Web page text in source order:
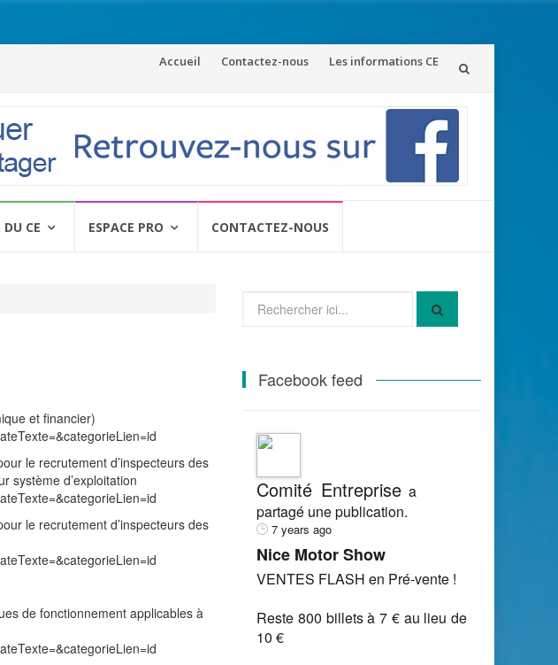
Aller
Accueil Contactez-nous Les informations CE
DU CE ESPACE PRO CONTACTEZ-NOUS
et financier)
le recrutement d’inspecteurs des
système d’exploitation
le recrutement d’inspecteurs des
de fonctionnement applicables à
pour
Facebook feed
Comité Entreprisea
partagé une publication.
7 years ago
Nice Motor Show
VENTES FLASH en Pré-vente !
Reste 800 billets à 7 € au lieu de
10 €